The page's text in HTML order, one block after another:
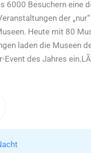
6000 Besuchern eine
der
Heute mit 80
laden die Museen
Event des Jahres